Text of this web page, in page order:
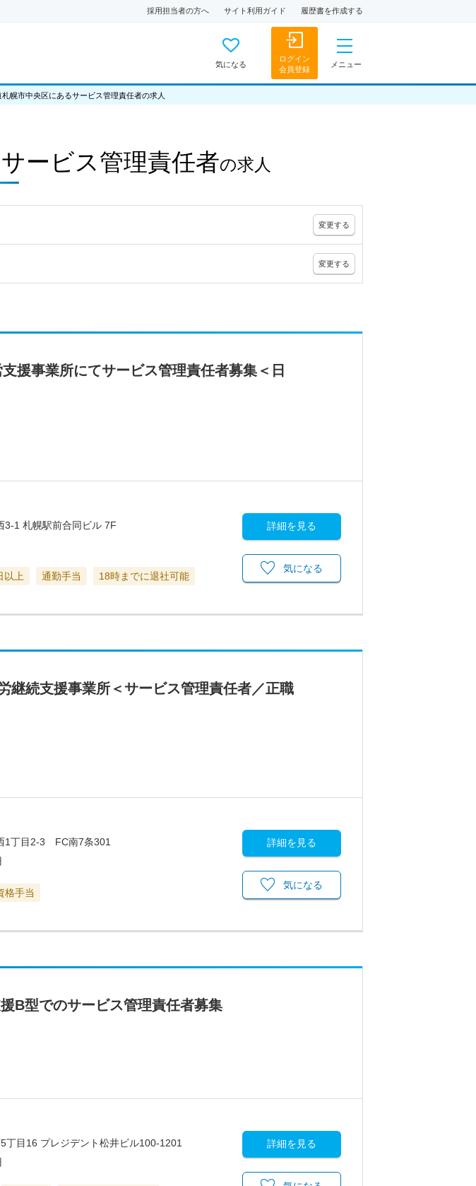
採用担当者の方へ サイト利用ガイド 履歴書を作成する
気になる
ログイン
会員登録
メニュー
札幌市中央区にあるサービス管理責任者の求人
サービス管理責任者の求人
変更する
変更する
援事業所にてサービス管理責任者募集＜日
3-1 札幌駅前合同ビル 7F
以上 通勤手当 18時までに退社可能
詳細を見る
気になる
継続支援事業所＜サービス管理責任者／正職
1丁目2-3 FC南7条301
格手当
詳細を見る
気になる
B型でのサービス管理責任者募集
丁目16 プレジデント松井ビル100-1201
詳細を見る